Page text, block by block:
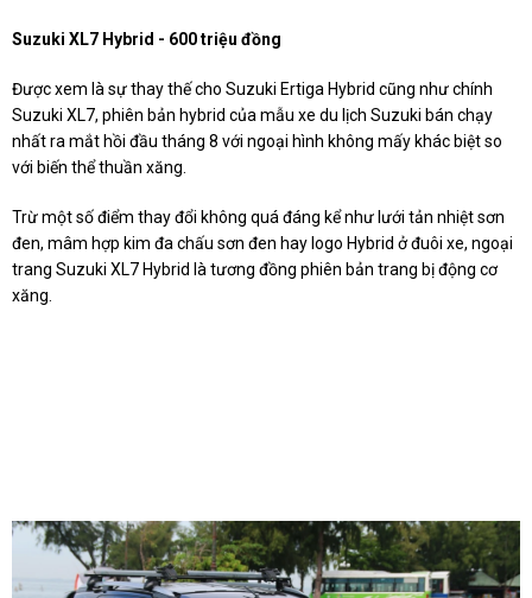
Suzuki XL7 Hybrid - 600 triệu đồng
Được xem là sự thay thế cho Suzuki Ertiga Hybrid cũng như chính
Suzuki XL7, phiên bản hybrid của mẫu xe du lịch Suzuki bán chạy
nhất ra mắt hồi đầu tháng 8 với ngoại hình không mấy khác biệt so
với biến thể thuần xăng.
Trừ một số điểm thay đổi không quá đáng kể như lưới tản nhiệt sơn
đen, mâm hợp kim đa chấu sơn đen hay logo Hybrid ở đuôi xe, ngoại
trang Suzuki XL7 Hybrid là tương đồng phiên bản trang bị động cơ
xăng.